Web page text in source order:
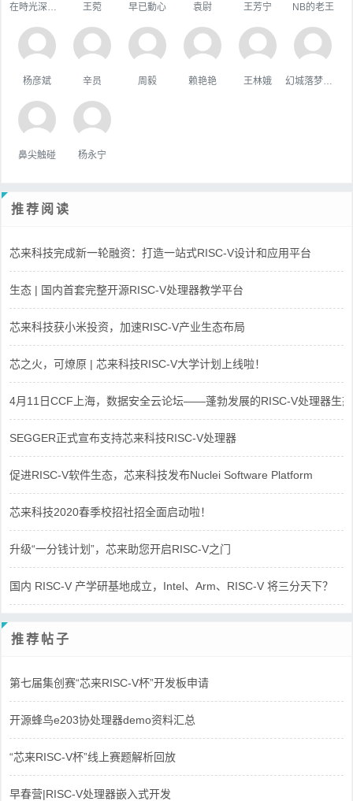
王菀 早已動心 袁尉 王芳宁 NB的老王
杨彦斌 辛员 周毅 赖艳艳 王林娥
鼻尖触碰 杨永宁
推荐阅读
芯来科技完成新一轮融资：打造一站式RISC-V设计和应用平台
生态 | 国内首套完整开源RISC-V处理器教学平台
芯来科技获小米投资，加速RISC-V产业生态布局
芯之火，可燎原 | 芯来科技RISC-V大学计划上线啦！
4月11日CCF上海，数据安全云论坛——蓬勃发展的RISC-V处理器生态
SEGGER正式宣布支持芯来科技RISC-V处理器
促进RISC-V软件生态，芯来科技发布Nuclei Software Platform
芯来科技2020春季校招社招全面启动啦！
升级“一分钱计划”，芯来助您开启RISC-V之门
国内 RISC-V 产学研基地成立，Intel、Arm、RISC-V 将三分天下？
推荐帖子
第七届集创赛“芯来RISC-V杯”开发板申请
开源蜂鸟e203协处理器demo资料汇总
“芯来RISC-V杯”线上赛题解析回放
早春营|RISC-V处理器嵌入式开发